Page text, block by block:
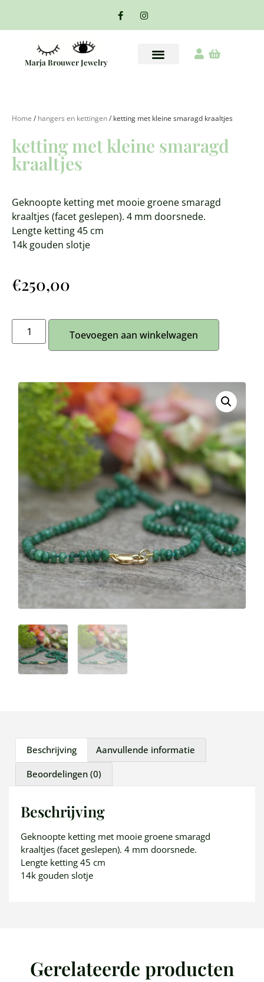
Marja Brouwer Jewelry
Home / hangers en kettingen/ ketting met kleine smaragd kraaltjes
ketting met kleine smaragd
kraaltjes
Geknoopte ketting met mooie groene smaragd
kraaltjes (facet geslepen). 4 mm doorsnede.
Lengte ketting 45 cm
14k gouden slotje
€250,00
Toevoegen aan winkelwagen
Beschrijving Aanvullende informatie
Beoordelingen (0)
Beschrijving
Geknoopte ketting met mooie groene smaragd
kraaltjes (facet geslepen). 4 mm doorsnede.
Lengte ketting 45 cm
14k gouden slotje
Gerelateerde producten